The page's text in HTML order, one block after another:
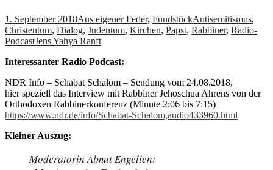
1. September 2018Aus eigener Feder, FundstückAntisemitismus,
Christentum, Dialog, Judentum, Kirchen, Papst, Rabbiner, Radio-
PodcastJens Yahya Ranft
Interessanter Radio Podcast:
NDR Info – Schabat Schalom – Sendung vom 24.08.2018,
hier speziell das Interview mit Rabbiner Jehoschua Ahrens von der
Orthodoxen Rabbinerkonferenz (Minute 2:06 bis 7:15)
https://www.ndr.de/info/Schabat-Schalom,audio433960.html
Kleiner Auszug:
Moderatorin Almut Engelien: